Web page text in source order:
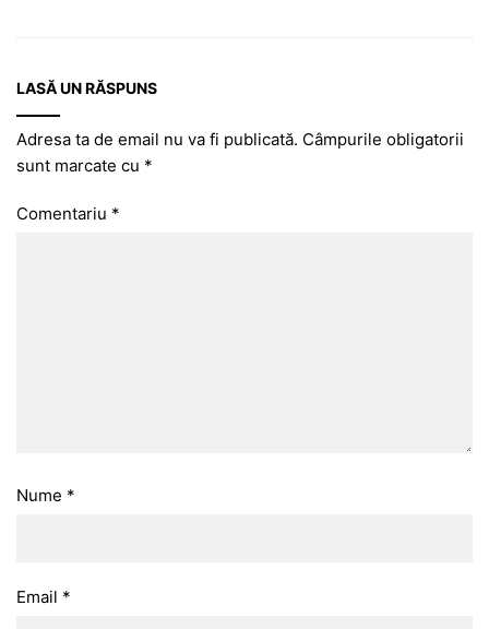
LASĂ UN RĂSPUNS
Adresa ta de email nu va fi publicată. Câmpurile obligatorii
sunt marcate cu *
Comentariu *
Nume *
Email *